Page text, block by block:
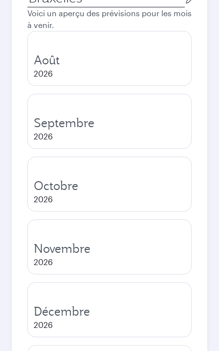
de
départ
Voici un aperçu des prévisions pour les mois
à venir.
Août
2026
Septembre
2026
Octobre
2026
Novembre
2026
Décembre
2026